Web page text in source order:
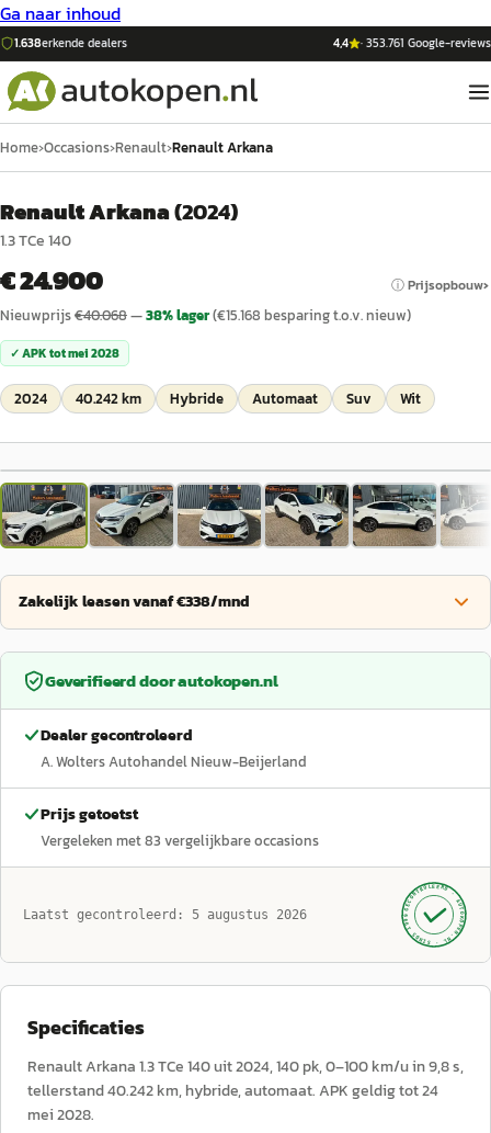
Ga naar inhoud
1.638erkende dealers 4,4 ·353.761 Google-reviews
Home›Occasions›Renault›Renault Arkana
Renault Arkana(2024)
1.3 TCe 140
€ 24.900 ⓘ Prijsopbouw
Nieuwprijs€40.068—38% lager(€15.168 besparing t.o.v. nieuw)
✓ APK totmei 2028
2024 40.242 km Hybride Automaat Suv Wit
1/24
Zakelijk leasen vanaf €338/mnd
Geverifieerd doorautokopen.nl
Dealer gecontroleerd
A. Wolters Autohandel Nieuw-Beijerland
Prijs getoetst
Vergeleken met83 vergelijkbare occasions
Laatst gecontroleerd: 5 augustus 2026 GECONTROLEERD ·
AUTOKOPEN.NL
· SINDS 1999 ·
Specificaties
Renault Arkana 1.3 TCe 140 uit 2024, 140 pk, 0–100 km/u in 9,8 s,
tellerstand 40.242 km, hybride, automaat. APK geldig tot 24
mei 2028.